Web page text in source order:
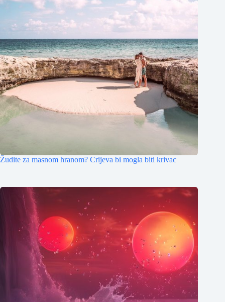
Žudite za masnom hranom? Crijeva bi mogla biti krivac